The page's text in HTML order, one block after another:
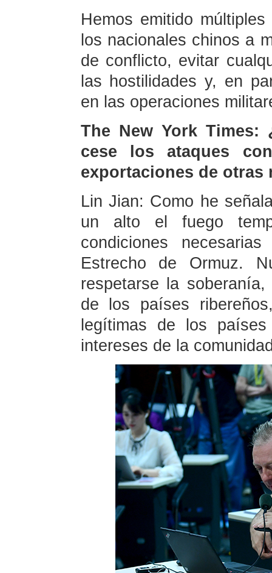
Hemos emitido
los nacionales chinos a
de conflicto, evitar
las hostilidades y, en
en las operaciones
The New York
cese los ataques
exportaciones de otras
Lin Jian: Como he
un alto el fuego
condiciones
Estrecho de Ormuz.
respetarse la
de los países
legítimas de los
intereses de la